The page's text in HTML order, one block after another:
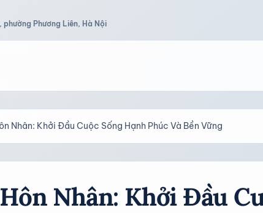
phường Phương Liên, Hà Nội
Nhân: Khởi Đầu Cuộc Sống Hạnh Phúc Và Bền Vững
Nhân: Khởi Đầu